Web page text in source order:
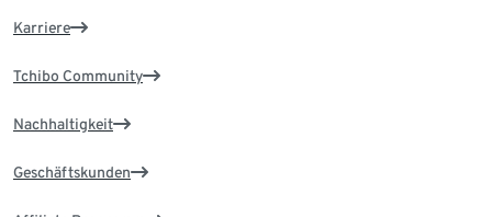
Karriere
Tchibo Community
Nachhaltigkeit
Geschäftskunden